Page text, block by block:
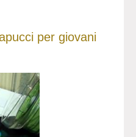
per giovani